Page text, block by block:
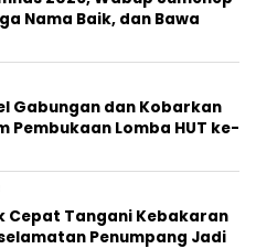
Nama Baik, dan Bawa
Gabungan dan Kobarkan
Pembukaan Lomba HUT ke-
Cepat Tangani Kebakaran
Penumpang Jadi